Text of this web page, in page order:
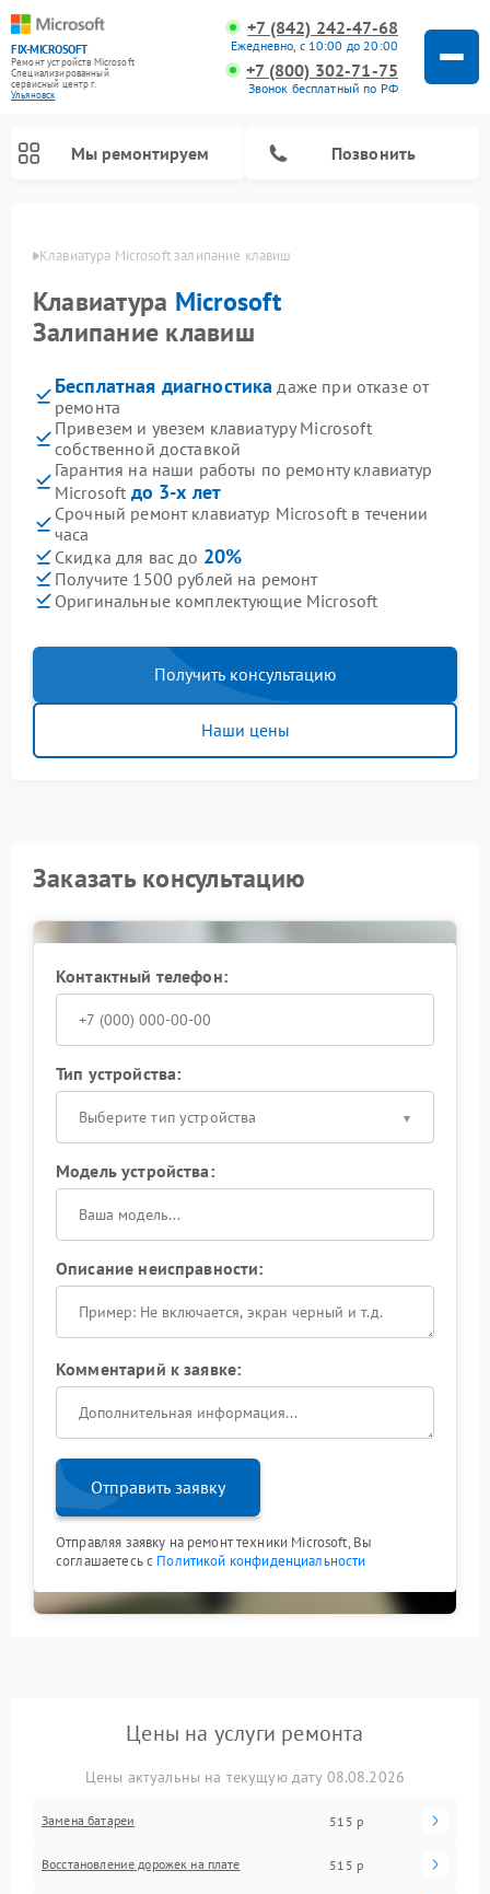
FIX-MICROSOFT
Ремонт устройств Microsoft
Специализированный
cервисный центр г.
Ульяновск
+7 (842) 242-47-68
Ежедневно, с 10:00 до 20:00
+7 (800) 302-71-75
Звонок бесплатный по РФ
Мы ремонтируем Позвонить
Клавиатура Microsoft залипание клавиш
Клавиатура Microsoft
Залипание клавиш
Бесплатная диагностика даже при отказе от
ремонта
Привезем и увезем клавиатуру Microsoft
собственной доставкой
Гарантия на наши работы по ремонту клавиатур
Microsoft до 3-х лет
Срочный ремонт клавиатур Microsoft в течении
часа
Скидка для вас до 20%
Получите 1500 рублей на ремонт
Оригинальные комплектующие Microsoft
Получить консультацию
Наши цены
Заказать консультацию
Контактный телефон:
Тип устройства:
Выберите тип устройства
Модель устройства:
Описание неисправности:
Комментарий к заявке:
Отправить заявку
Отправляя заявку на ремонт техники Microsoft, Вы
соглашаетесь с Политикой конфиденциальности
Цены на услуги ремонта
Цены актуальны на текущую дату 08.08.2026
Замена батареи 515 р
Восстановление дорожек на плате 515 р